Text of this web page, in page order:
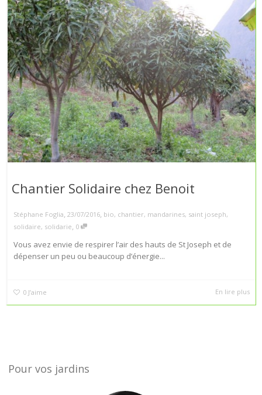
Chantier Solidaire chez Benoit
Stéphane Foglia, 23/07/2016, bio, chantier, mandarines, saint joseph,
solidaire, solidarie, 0
Vous avez envie de respirer l’air des hauts de St Joseph et de
dépenser un peu ou beaucoup d’énergie...
0 J’aime En lire plus
Pour vos jardins